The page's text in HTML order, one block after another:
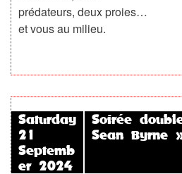
prédateurs, deux proies…
et vous au milieu.
Saturday
21
Septemb
er 2024
Soirée
Sean Byrne